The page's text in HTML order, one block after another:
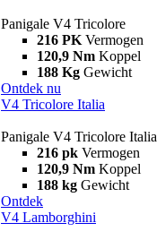
Panigale V4 Tricolore
216 PK Vermogen
120,9 Nm Koppel
188 Kg Gewicht
Ontdek nu
V4 Tricolore Italia
Panigale V4 Tricolore Italia
216 pk Vermogen
120,9 Nm Koppel
188 kg Gewicht
Ontdek
V4 Lamborghini